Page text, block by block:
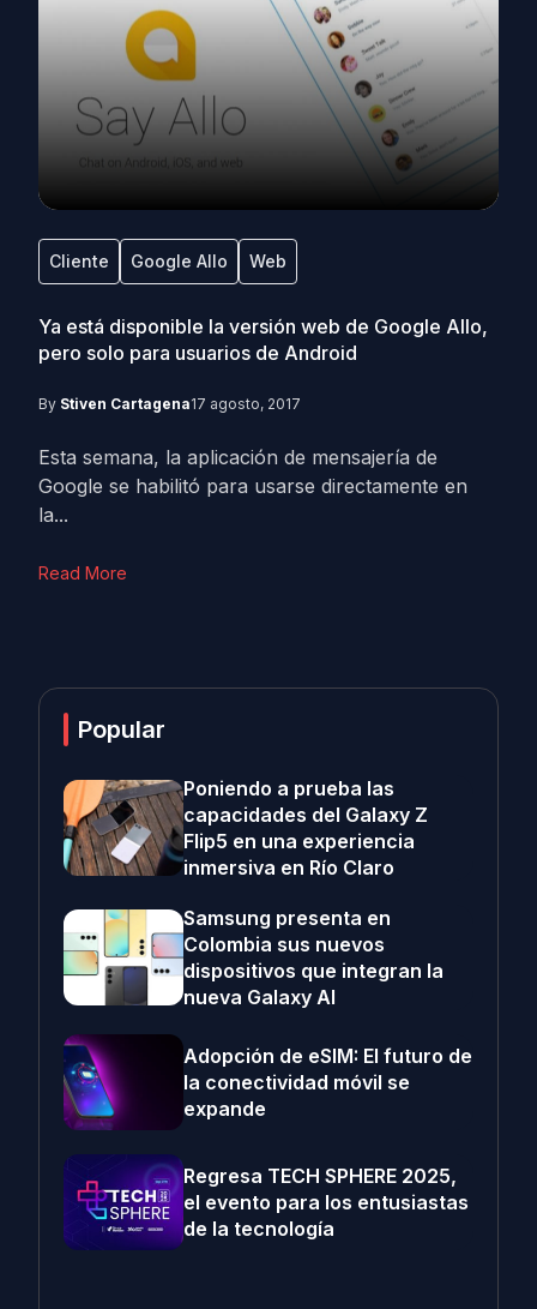
Cliente Google Allo Web
Ya está disponible la versión web de Google Allo,
pero solo para usuarios de Android
By Stiven Cartagena17 agosto, 2017
Esta semana, la aplicación de mensajería de
Google se habilitó para usarse directamente en
la...
Read More
Popular
Poniendo a prueba las
capacidades del Galaxy Z
Flip5 en una experiencia
inmersiva en Río Claro
Samsung presenta en
Colombia sus nuevos
dispositivos que integran la
nueva Galaxy AI
Adopción de eSIM: El futuro de
la conectividad móvil se
expande
Regresa TECH SPHERE 2025,
el evento para los entusiastas
de la tecnología